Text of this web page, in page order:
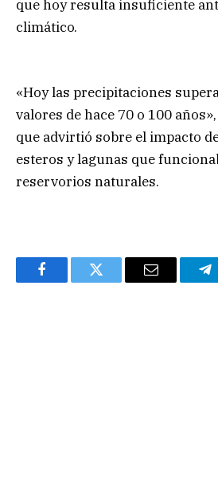
que hoy resulta insuficiente
climático.
«Hoy las precipitaciones
valores de hace 70 o 100
que advirtió sobre el impacto
esteros y lagunas que
reservorios naturales.
FacebookTwitter Email